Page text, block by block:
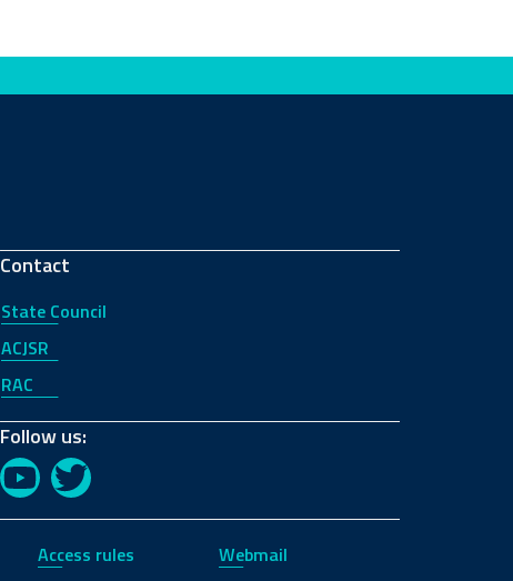
Contact
State Council
ACJSR
RAC
Follow us:
YouTubeTwitter
Access rules Webmail